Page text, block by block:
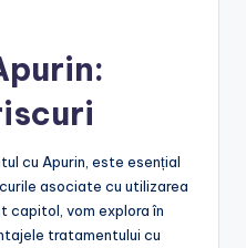
cu Apurin, este esențial
asociate cu utilizarea
capitol, vom explora în
tratamentului cu